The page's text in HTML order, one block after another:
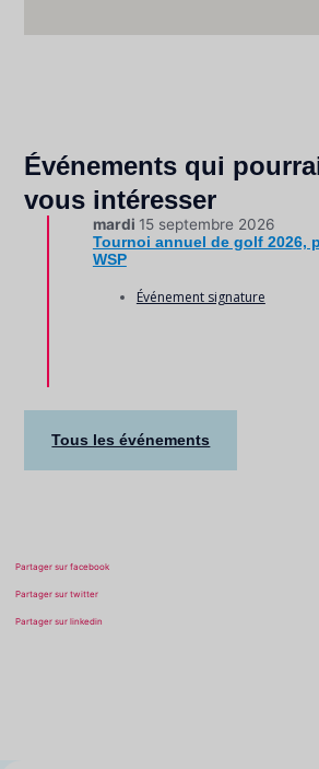
Événements qui
vous intéresser
mardi 15 septembre 2026
Tournoi annuel de golf 2026,
WSP
Événement signature
Tous les événements
Partager sur facebook
Partager sur twitter
Partager sur linkedin